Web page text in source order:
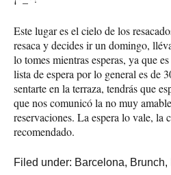
Este lugar es el cielo de los
resaca y decides ir un domingo,
lo tomes mientras esperas, ya que
lista de espera por lo general es de
sentarte en la terraza, tendrás que
que nos comunicó la no muy
reservaciones. La espera lo vale, la
recomendado.
Filed under: Barcelona, Brunch,